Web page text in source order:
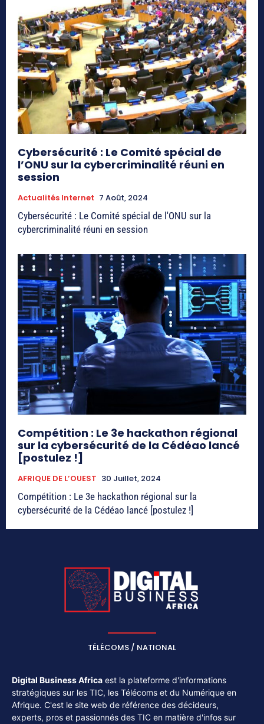
Cybersécurité : Le Comité spécial de
l’ONU sur la cybercriminalité réuni en
session
Actualités Internet 7 Août, 2024
Cybersécurité : Le Comité spécial de l'ONU sur la
cybercriminalité réuni en session
Compétition : Le 3e hackathon régional
sur la cybersécurité de la Cédéao lancé
[postulez !]
AFRIQUE DE L’OUEST 30 Juillet, 2024
Compétition : Le 3e hackathon régional sur la
cybersécurité de la Cédéao lancé [postulez !]
TÉLÉCOMS / NATIONAL
Digital Business Africa est la plateforme d'informations
stratégiques sur les TIC, les Télécoms et du Numérique en
Afrique. C'est le site web de référence des décideurs,
experts, pros et passionnés des TIC en matière d'infos sur